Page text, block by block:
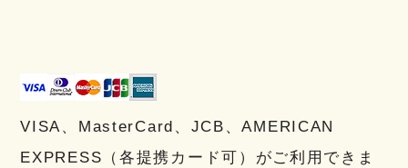
VISA、MasterCard、JCB、AMERICAN
EXPRESS（各提携カード可）がご利用できま